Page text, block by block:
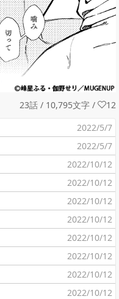
23話 / 10,795文字 /
12
2022/5/7
2022/5/7
2022/10/12
2022/10/12
2022/10/12
2022/10/12
2022/10/12
2022/10/12
2022/10/12
2022/10/12